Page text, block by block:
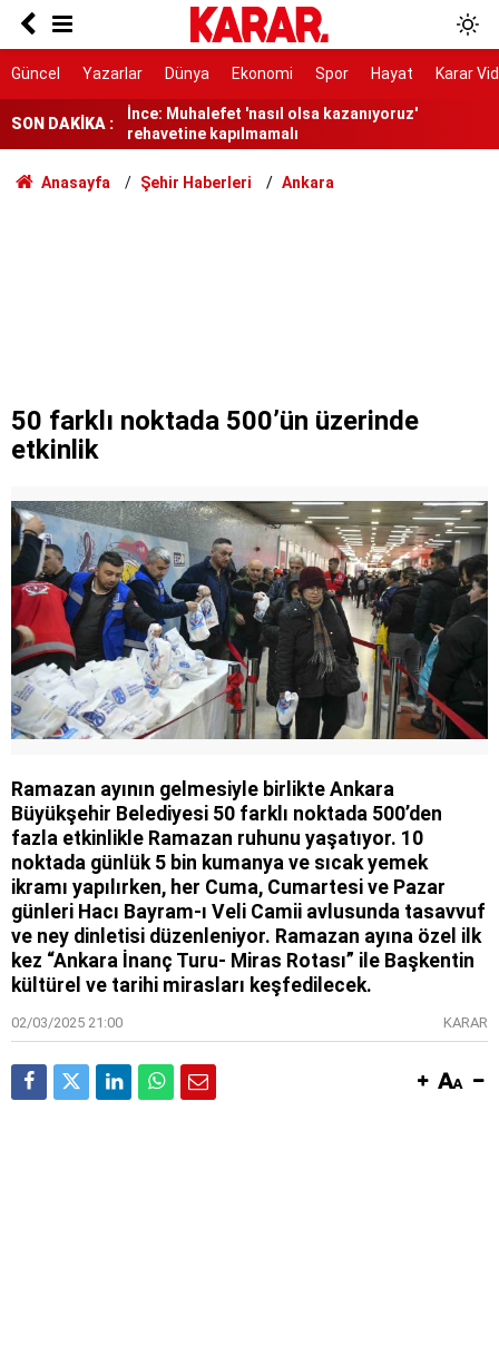
Güncel Yazarlar Dünya Ekonomi Spor Hayat Karar
SON DAKİKA :
Dedetaş: Teşekkürler Üsküdar, tebrikler Sibel
Başkanım
rehavetine kapılmamalı
Kendisinin çayını dahi içmedim
Ayrımcılığı hak etmedik
edildi
Anasayfa Şehir Haberleri Ankara
50 farklı noktada 500’ün üzerinde
etkinlik
Ramazan ayının gelmesiyle birlikte Ankara
Büyükşehir Belediyesi 50 farklı noktada 500’den
fazla etkinlikle Ramazan ruhunu yaşatıyor. 10
noktada günlük 5 bin kumanya ve sıcak yemek
ikramı yapılırken, her Cuma, Cumartesi ve Pazar
günleri Hacı Bayram-ı Veli Camii avlusunda tasavvuf
ve ney dinletisi düzenleniyor. Ramazan ayına özel ilk
kez “Ankara İnanç Turu- Miras Rotası” ile Başkentin
kültürel ve tarihi mirasları keşfedilecek.
02/03/2025 21:00 KARAR